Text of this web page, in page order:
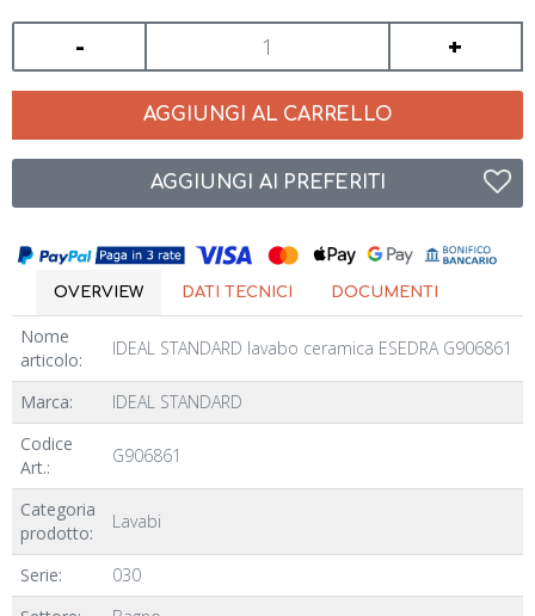
- +
AGGIUNGI AL CARRELLO
AGGIUNGI AI PREFERITI
OVERVIEW DATI TECNICI DOCUMENTI
Nome
articolo:
IDEAL STANDARD lavabo ceramica ESEDRA G906861
Marca:
IDEAL STANDARD
Codice
Art.:
G906861
Categoria
prodotto:
Lavabi
Serie:
030